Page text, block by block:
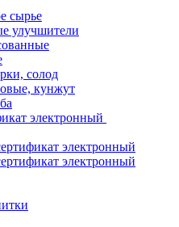
сырье
улучшители
солод
кунжут
электронный
электронный
электронный